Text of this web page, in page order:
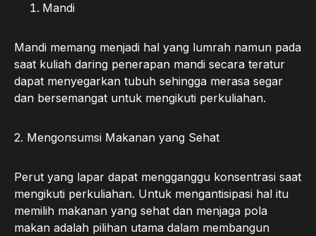
Mandi
Mandi memang menjadi hal yang lumrah namun pada
saat kuliah daring penerapan mandi secara teratur
dapat menyegarkan tubuh sehingga merasa segar
dan bersemangat untuk mengikuti perkuliahan.
2. Mengonsumsi Makanan yang Sehat
Perut yang lapar dapat mengganggu konsentrasi saat
mengikuti perkuliahan. Untuk mengantisipasi hal itu
memilih makanan yang sehat dan menjaga pola
makan adalah pilihan utama dalam membangun